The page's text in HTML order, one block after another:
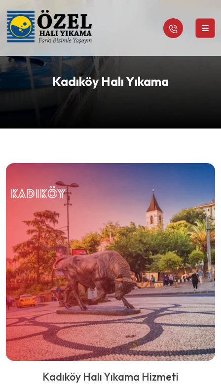
Kadıköy Halı Yıkama
Kadıköy Halı Yıkama Hizmeti